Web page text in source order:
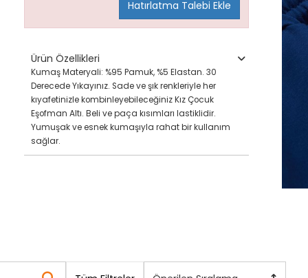
Hatırlatma Talebi Ekle
Ürün Özellikleri
Kumaş Materyali: %95 Pamuk, %5 Elastan. 30
Derecede Yıkayınız. Sade ve şık renkleriyle her
kıyafetinizle kombinleyebileceğiniz Kız Çocuk
Eşofman Altı. Beli ve paça kısımları lastiklidir.
Yumuşak ve esnek kumaşıyla rahat bir kullanım
sağlar.